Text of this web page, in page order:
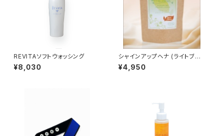
REVITAソフトウォッシング
¥8,030
シャインアップヘナ (ライトブラ
ウン) １００ｇ
¥4,950